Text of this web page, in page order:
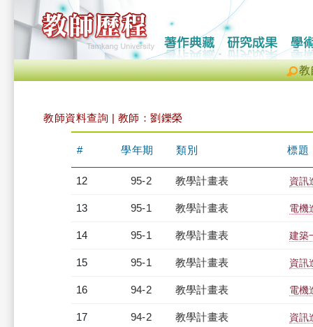
教
教師資料查詢 | 教師：劉鑠榮
# 學年期 類別 標題
12 95-2 教學計畫表 資訊
13 95-1 教學計畫表 電機
14 95-1 教學計畫表 建築
15 95-1 教學計畫表 資訊
16 94-2 教學計畫表 電機
17 94-2 教學計畫表 資訊